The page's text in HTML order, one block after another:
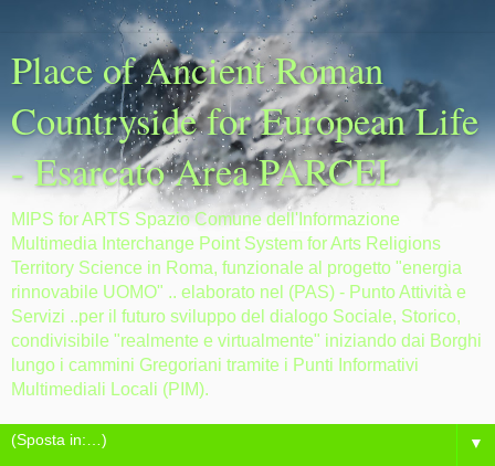
Place of Ancient Roman
Countryside for European Life
- Esarcato Area PARCEL
MIPS for ARTS Spazio Comune dell'Informazione
Multimedia Interchange Point System for Arts Religions
Territory Science in Roma, funzionale al progetto "energia
rinnovabile UOMO" .. elaborato nel (PAS) - Punto Attività e
Servizi ..per il futuro sviluppo del dialogo Sociale, Storico,
condivisibile "realmente e virtualmente" iniziando dai Borghi
lungo i cammini Gregoriani tramite i Punti Informativi
Multimediali Locali (PIM).
▼